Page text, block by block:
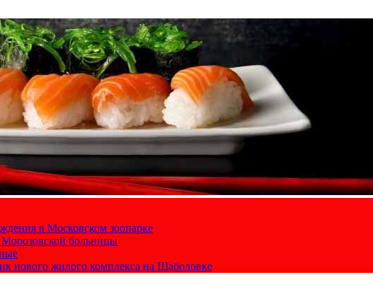
в Московском зоопарке
Морозовской больницы
нового жилого комплекса на Шаболовке